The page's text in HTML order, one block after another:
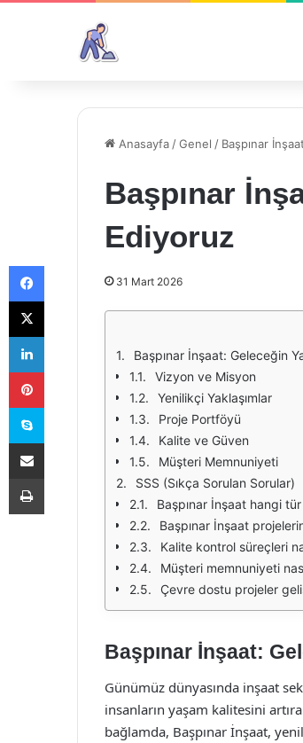
Anasayfa /Genel / Başpınar
Başpınar
Ediyoruz
31 Mart 2026
Başpınar İnşaat: Geleceğin
Vizyon ve Misyon
Yenilikçi Yaklaşımlar
Proje Portföyü
Kalite ve Güven
Müşteri Memnuniyeti
SSS (Sıkça Sorulan Sorular)
Başpınar İnşaat hangi
Başpınar İnşaat
Kalite kontrol süreçleri
Müşteri memnuniyeti
Çevre dostu projeler
Başpınar İnşaat:
Günümüz dünyasında inşaat
insanların yaşam kalitesini
bağlamda, Başpınar İnşaat,
Facebook
X
LinkedIn
Pinterest
Skype
E-Posta ile paylaş